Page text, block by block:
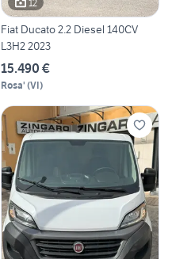
12
Fiat Ducato 2.2 Diesel 140CV
L3H2 2023
15.490 €
Rosa' (VI)